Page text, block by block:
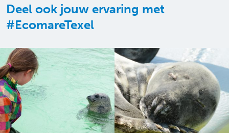
Deel ook jouw ervaring met
#EcomareTexel